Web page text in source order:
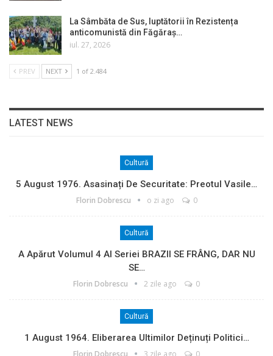
La Sâmbăta de Sus, luptătorii în Rezistența
anticomunistă din Făgăraș…
iul. 27, 2026
PREV NEXT 1 of 2.484
LATEST NEWS
Cultură
5 August 1976. Asasinați De Securitate: Preotul Vasile…
Florin Dobrescu o zi ago 0
Cultură
A Apărut Volumul 4 Al Seriei BRAZII SE FRÂNG, DAR NU
SE…
Florin Dobrescu 2 zile ago 0
Cultură
1 August 1964. Eliberarea Ultimilor Deținuți Politici…
Florin Dobrescu 3 zile ago 0